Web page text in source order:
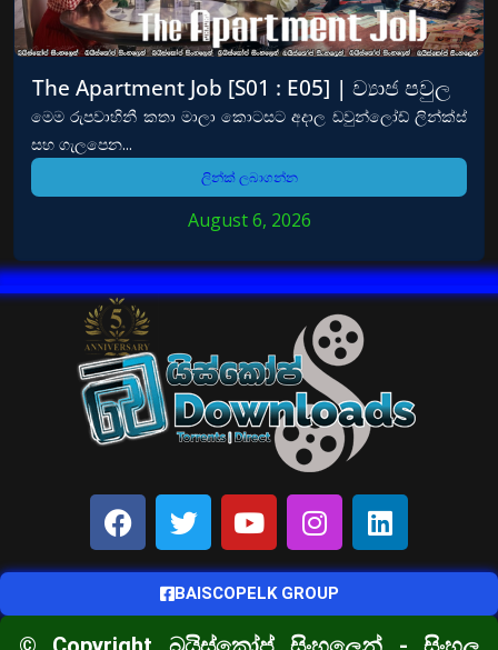
The Apartment Job [S01 : E05] | ව්‍යාජ පවුල
මෙම රුපවාහිනී කතා මාලා කොටසට අදාල ඩවුන්ලෝඩ් ලින්ක්ස්
සහ ගැලපෙන...
ලින්ක් ලබාගන්න
August 6, 2026
BAISCOPELK GROUP